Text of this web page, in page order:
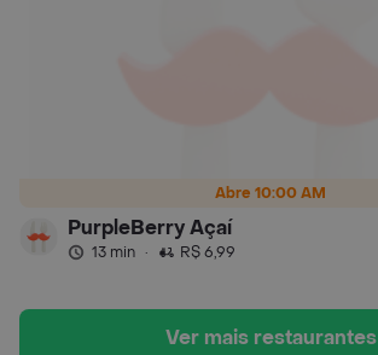
Abre 10:00 AM
PurpleBerry Açaí
13 min · R$ 6,99
Ver mais restaurantes